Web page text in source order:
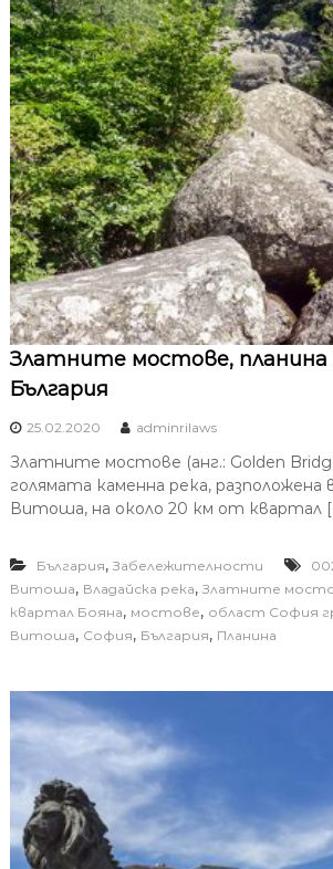
Златните мостове,
България
25.02.2020 adminrilaws
Златните мостове (анг.: Golden
голямата каменна река, разположена
Витоша, на около 20 км от квартал
България, Забележителности
Витоша, Владайска река, Златните
квартал Бояна, мостове, област София
Витоша, София, България, Планина